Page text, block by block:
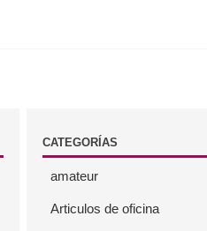
CATEGORÍAS
amateur
Articulos de oficina